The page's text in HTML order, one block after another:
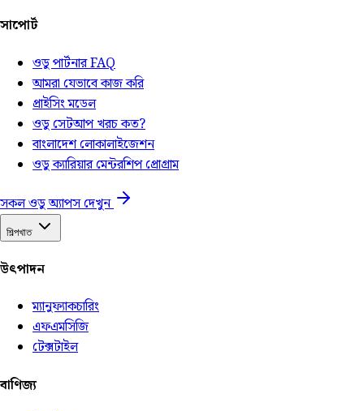
সাপোর্ট
ওডু পার্টনার FAQ
আমরা যেভাবে কাজ করি
প্রাইসিং মডেল
ওডু সেটআপ খরচ কত?
বাংলাদেশ লোকালাইজেশন
ওডু ক্যারিয়ার মেন্টরশিপ প্রোগ্রাম
সকল ওডু অ্যাপস দেখুন
শিল্পখাত
উৎপাদন
ম্যানুফ্যাকচারিং
এফএমসিজি
টেক্সটাইল
বাণিজ্য